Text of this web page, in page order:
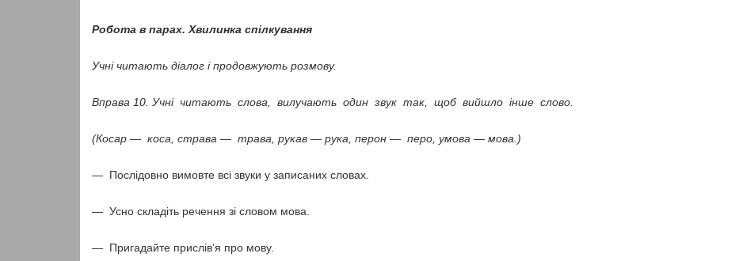
Робота в парах. Хвилинка спілкування
Учні читають діалог і продовжують розмову.
Вправа 10. Учні читають слова, вилучають один звук так, щоб вийшло інше слово.
(Косар — коса, страва — трава, рукав — рука, перон — перо, умова — мова.)
— Послідовно вимовте всі звуки у записаних словах.
— Усно складіть речення зі словом мова.
— Пригадайте прислів’я про мову.